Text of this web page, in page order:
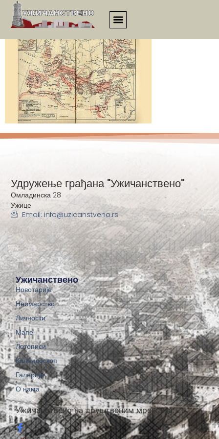
kaleidoskop000019
Ужичанствено на друштвеним мрежама:
Ужичанствено
Новотарије
Неимарство
Личности
Мапе
Летописи
Калеидоскоп
Галерије
О нама
Удружење грађана "Ужичанствено"
Омладинска 28
Ужице
Email: info@uzicanstveno.rs